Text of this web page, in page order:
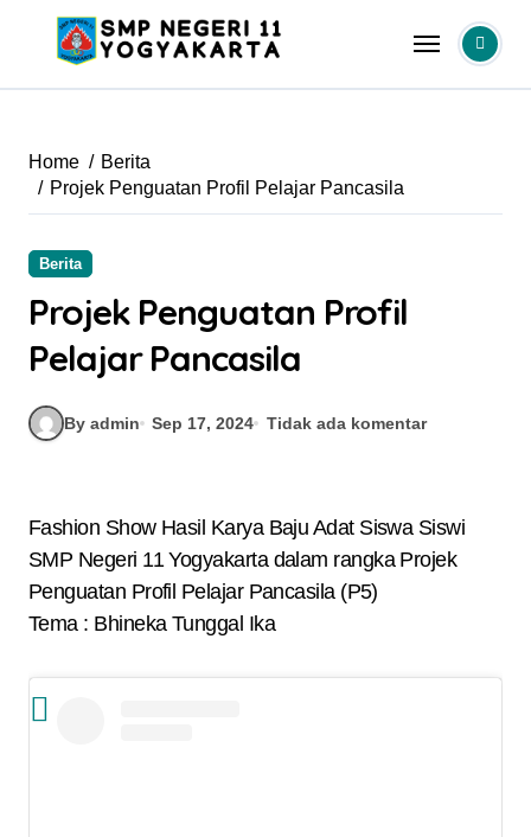
content
Home
Berita
Projek Penguatan Profil Pelajar Pancasila
Berita
Projek Penguatan Profil
Pelajar Pancasila
By admin Sep 17, 2024 Tidak ada komentar
Fashion Show Hasil Karya Baju Adat Siswa Siswi
SMP Negeri 11 Yogyakarta dalam rangka Projek
Penguatan Profil Pelajar Pancasila (P5)
Tema : Bhineka Tunggal Ika